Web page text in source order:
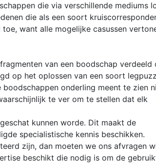
die via verschillende mediums
die als een soort
want alle mogelijke casussen
van een boodschap verdeeld
op het oplossen van een soort
onderling meent te zien
te ver om te stellen dat elk
kunnen worde. Dit maakt de
specialistische kennis beschikken.
zijn, dan moeten we ons afvragen
beschikt die nodig is om de